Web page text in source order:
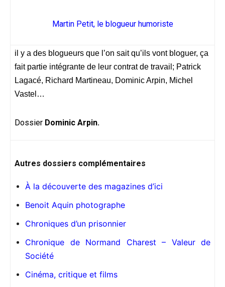
Martin Petit, le blogueur humoriste
il y a des blogueurs que l’on sait qu’ils vont bloguer, ça
fait partie intégrante de leur contrat de travail; Patrick
Lagacé, Richard Martineau, Dominic Arpin, Michel
Vastel…
Dossier Dominic Arpin.
Autres dossiers complémentaires
À la découverte des magazines d’ici
Benoit Aquin photographe
Chroniques d’un prisonnier
Chronique de Normand Charest – Valeur de
Société
Cinéma, critique et films